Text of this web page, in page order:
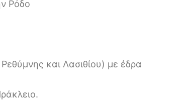
Ρόδο
και Λασιθίου) με έδρα